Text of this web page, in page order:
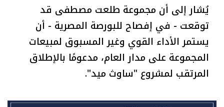
يُشار إلى أن مجموعة طلعت مصطفى قد
توقعت - في إفصاح للبورصة المصرية - أن
يستمر الأداء القوي وغير المسبوق لمبيعات
المجموعة على مدار العام، مدعومًا بالإطلاق
المرتقب لمشروع "ساوث ميد".